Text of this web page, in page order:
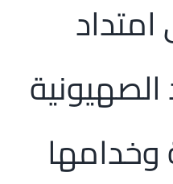
افتتاحية موقع المناضل-ة
وخدامها